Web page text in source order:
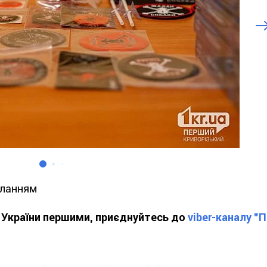
першими, приєднуйтесь до viber-каналу